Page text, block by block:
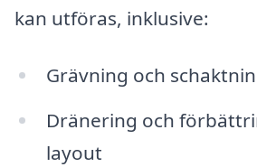
kan utföras, inklusive:
Grävning och
Dränering och
layout